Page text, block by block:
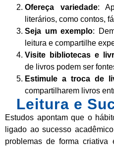
Ofereça variedade:
literários, como contos,
Seja um exemplo:
leitura e compartilhe
Visite bibliotecas e
de livros podem ser
Estimule a troca de
compartilharem livros
Leitura e
Estudos apontam que o
ligado ao sucesso
problemas de forma criativa